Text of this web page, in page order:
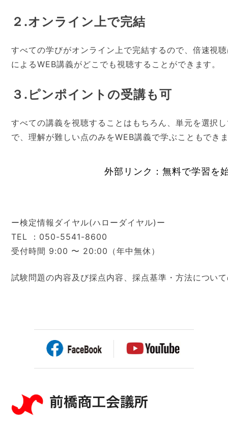
２.オンライン上で完結
すべての学びがオンライン上で完結するので、倍速視
によるWEB講義がどこでも視聴することができます。
３.ピンポイントの受講も可
すべての講義を視聴することはもちろん、単元を選択
で、理解が難しい点のみをWEB講義で学ぶこともでき
外部リンク：無料で学習を
ー検定情報ダイヤル(ハローダイヤル)ー
TEL ：050-5541-8600
受付時間 9:00 〜 20:00（年中無休）
試験問題の内容及び採点内容、採点基準・方法につい